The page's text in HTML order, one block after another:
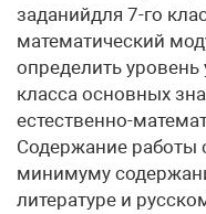
заданийдля 7-го
математический
определить
класса основных
естественно-
Содержание работы
минимуму
литературе и